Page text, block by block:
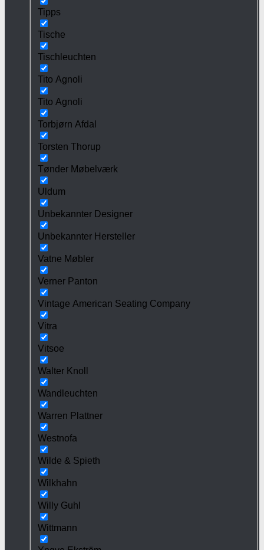
Tipps
Tische
Tischleuchten
Tito Agnoli
Tito Agnoli
Torbjørn Afdal
Torsten Thorup
Tønder Møbelværk
Uldum
Unbekannter Designer
Unbekannter Hersteller
Vatne Møbler
Verner Panton
Vintage American Seating Company
Vitra
Vitsoe
Walter Knoll
Wandleuchten
Warren Plattner
Westnofa
Wilde & Spieth
Wilkhahn
Willy Guhl
Wittmann